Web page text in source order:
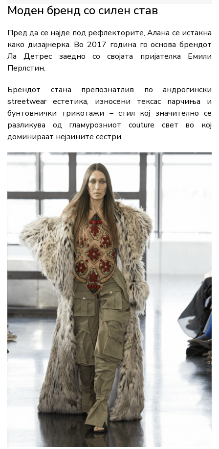
Моден бренд со силен став
Пред да се најде под рефлекторите, Алана се истакна
како дизајнерка. Во 2017 година го основа брендот
Ла Детрес заедно со својата пријателка Емили
Перлстин.
Брендот стана препознатлив по андрогински
streetwear естетика, износени тексас парчиња и
бунтовнички трикотажи – стил кој значително се
разликува од гламурозниот couture свет во кој
доминираат нејзините сестри.